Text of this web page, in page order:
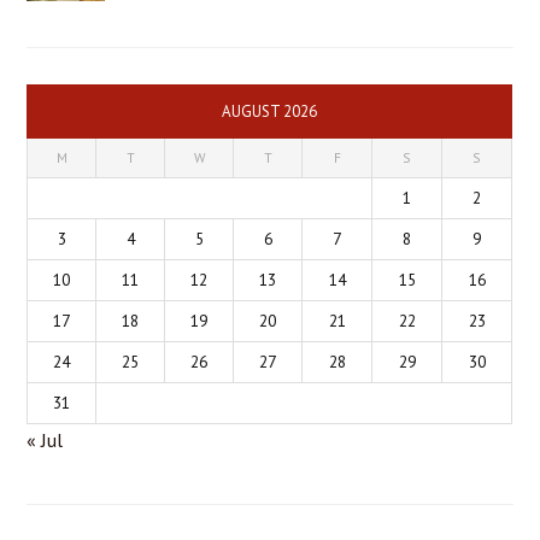
AUGUST 2026
M T W T F S S
1
2
3
4 5 6 7 8
9
10
11 12 13 14 15
16
17
18 19 20 21 22
23
24
25 26 27 28 29
30
31
« Jul